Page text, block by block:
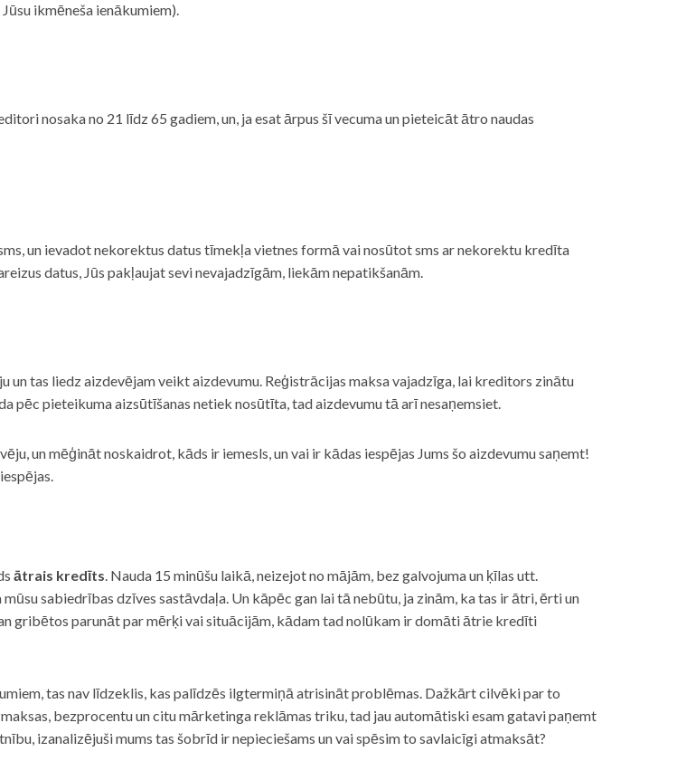
ikmēneša ienākumiem).
nosaka no 21 līdz 65 gadiem, un, ja esat ārpus šī vecuma un pieteicāt ātro naudas
un ievadot nekorektus datus tīmekļa vietnes formā vai nosūtot sms ar nekorektu kredīta
datus, Jūs pakļaujat sevi nevajadzīgām, liekām nepatikšanām.
tas liedz aizdevējam veikt aizdevumu. Reģistrācijas maksa vajadzīga, lai kreditors zinātu
pēc pieteikuma aizsūtīšanas netiek nosūtīta, tad aizdevumu tā arī nesaņemsiet.
un mēģināt noskaidrot, kāds ir iemesls, un vai ir kādas iespējas Jums šo aizdevumu saņemt!
ātrais kredīts. Nauda 15 minūšu laikā, neizejot no mājām, bez galvojuma un ķīlas utt.
sabiedrības dzīves sastāvdaļa. Un kāpēc gan lai tā nebūtu, ja zinām, ka tas ir ātri, ērti un
gribētos parunāt par mērķi vai situācijām, kādam tad nolūkam ir domāti ātrie kredīti
tas nav līdzeklis, kas palīdzēs ilgtermiņā atrisināt problēmas. Dažkārt cilvēki par to
bezprocentu un citu mārketinga reklāmas triku, tad jau automātiski esam gatavi paņemt
izanalizējuši mums tas šobrīd ir nepieciešams un vai spēsim to savlaicīgi atmaksāt?